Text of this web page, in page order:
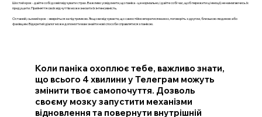
Шостий крок - дайте собі дозвіл відчувати страх. Важливо усвідомити, що паніка - це нормально, і дайте собі час, щоб пережити ці емоції, не намагаючись їх
придушити. Прийняття своїх відчуттів може знизити їх інтенсивність.
Останній, сьомий крок - зверніться за підтримкою. Якщо ви відчуваєте, що самостійно впоратися важко, поговоріть з другом, близькою людиною або
фахівцем. Відкритий діалог може допомогти вам знайти нові способи справлятися з панікою.
Коли паніка охоплює тебе, важливо знати,
що всього 4 хвилини у Телеграм можуть
змінити твоє самопочуття. Дозволь
своєму мозку запустити механізми
відновлення та повернути внутрішній